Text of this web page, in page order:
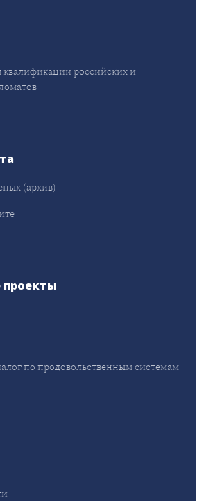
российских и
(архив)
по продовольственным системам